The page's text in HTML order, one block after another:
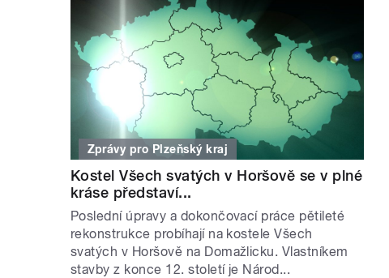
Zprávy pro Plzeňský kraj
Kostel Všech svatých v Horšově se v plné
kráse představí...
Poslední úpravy a dokončovací práce pětileté
rekonstrukce probíhají na kostele Všech
svatých v Horšově na Domažlicku. Vlastníkem
stavby z konce 12. století je Národ...